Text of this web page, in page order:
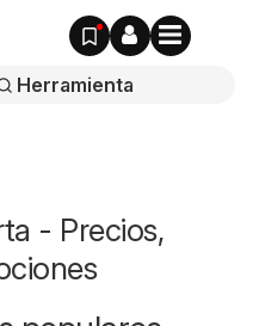
- Precios,